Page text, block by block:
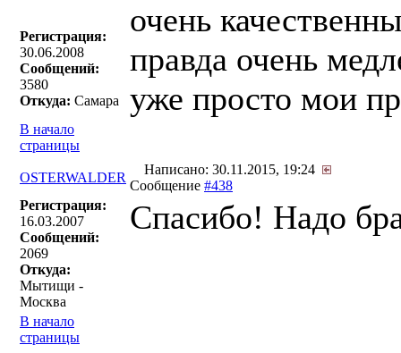
Регистрация:
30.06.2008
Сообщений:
3580
Откуда: Самара
очень
правда очень
уже просто мои
В начало
страницы
OSTERWALDER
Написано: 30.11.2015, 19:24
Сообщение #438
Регистрация:
16.03.2007
Сообщений:
2069
Откуда:
Мытищи -
Москва
Спасибо! Надо
В начало
страницы